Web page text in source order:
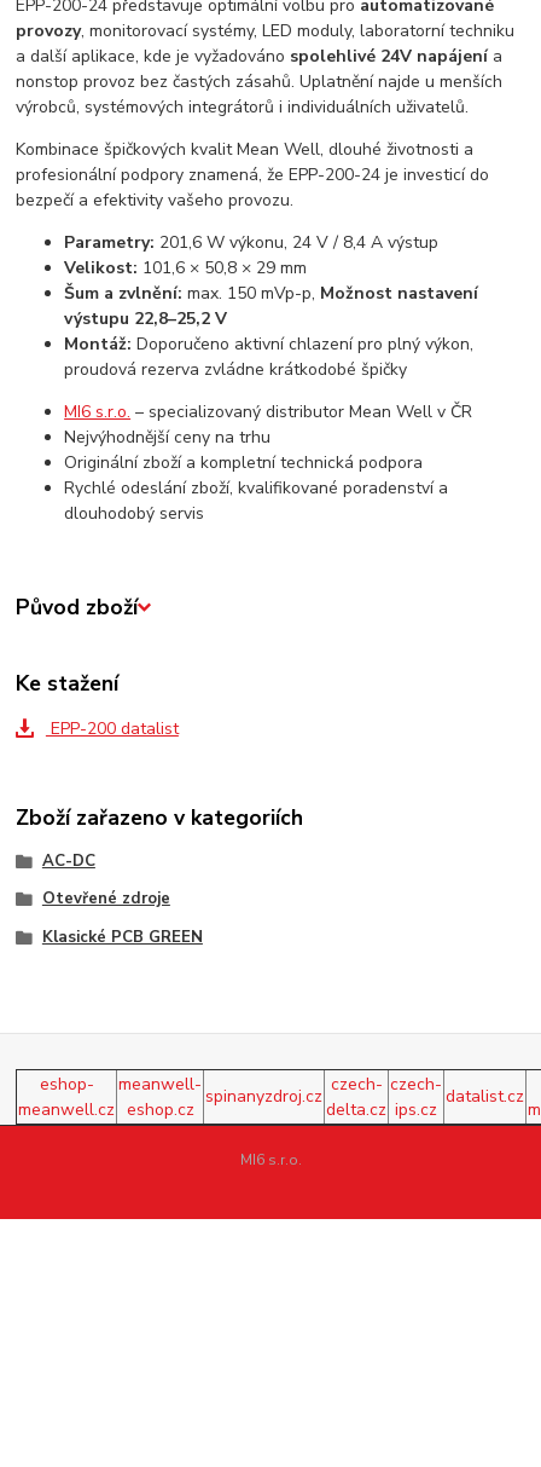
EPP-200-24 představuje optimální volbu pro automatizované
provozy, monitorovací systémy, LED moduly, laboratorní techniku
a další aplikace, kde je vyžadováno spolehlivé 24V napájenía
nonstop provoz bez častých zásahů. Uplatnění najde u menších
výrobců, systémových integrátorů i individuálních uživatelů.
Kombinace špičkových kvalit Mean Well, dlouhé životnosti a
profesionální podpory znamená, že EPP-200-24 je investicí do
bezpečí a efektivity vašeho provozu.
Parametry: 201,6 W výkonu, 24 V / 8,4 A výstup
Velikost: 101,6 × 50,8 × 29 mm
Šum a zvlnění: max. 150 mVp-p, Možnost nastavení
výstupu 22,8–25,2 V
Montáž: Doporučeno aktivní chlazení pro plný výkon,
proudová rezerva zvládne krátkodobé špičky
MI6 s.r.o. – specializovaný distributor Mean Well v ČR
Nejvýhodnější ceny na trhu
Originální zboží a kompletní technická podpora
Rychlé odeslání zboží, kvalifikované poradenství a
dlouhodobý servis
Původ zboží
Ke stažení
EPP-200 datalist
Zboží zařazeno v kategoriích
AC-DC
Otevřené zdroje
Klasické PCB GREEN
eshop-
meanwell.cz
meanwell-
eshop.cz
spinanyzdroj.cz
czech-
delta.cz
czech-
ips.cz
datalist.cz
MI6 s.r.o.